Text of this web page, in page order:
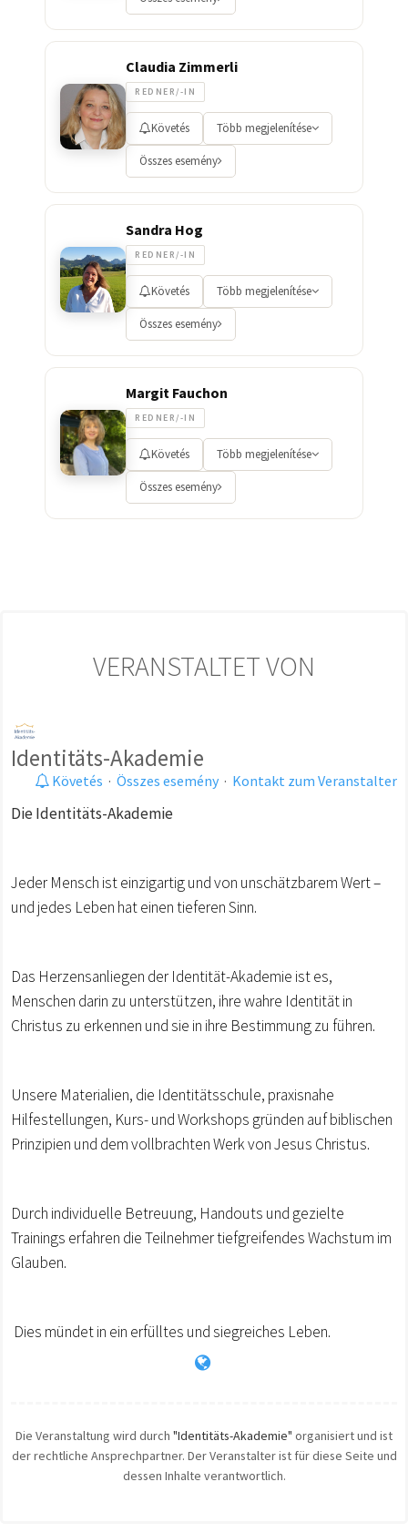
Claudia Zimmerli
REDNER/-IN
Követés Több megjelenítése
Összes esemény
Sandra Hog
REDNER/-IN
Követés Több megjelenítése
Összes esemény
Margit Fauchon
REDNER/-IN
Követés Több megjelenítése
Összes esemény
VERANSTALTET VON
Identitäts-Akademie
Követés · Összes esemény · Kontakt zum Veranstalter
Die Identitäts-Akademie
Jeder Mensch ist einzigartig und von unschätzbarem Wert –
und jedes Leben hat einen tieferen Sinn.
Das Herzensanliegen der Identität-Akademie ist es,
Menschen darin zu unterstützen, ihre wahre Identität in
Christus zu erkennen und sie in ihre Bestimmung zu führen.
Unsere Materialien, die Identitätsschule, praxisnahe
Hilfestellungen, Kurs- und Workshops gründen auf biblischen
Prinzipien und dem vollbrachten Werk von Jesus Christus.
Durch individuelle Betreuung, Handouts und gezielte
Trainings erfahren die Teilnehmer tiefgreifendes Wachstum im
Glauben.
Dies mündet in ein erfülltes und siegreiches Leben.
Die Veranstaltung wird durch "Identitäts-Akademie" organisiert und ist
der rechtliche Ansprechpartner. Der Veranstalter ist für diese Seite und
dessen Inhalte verantwortlich.